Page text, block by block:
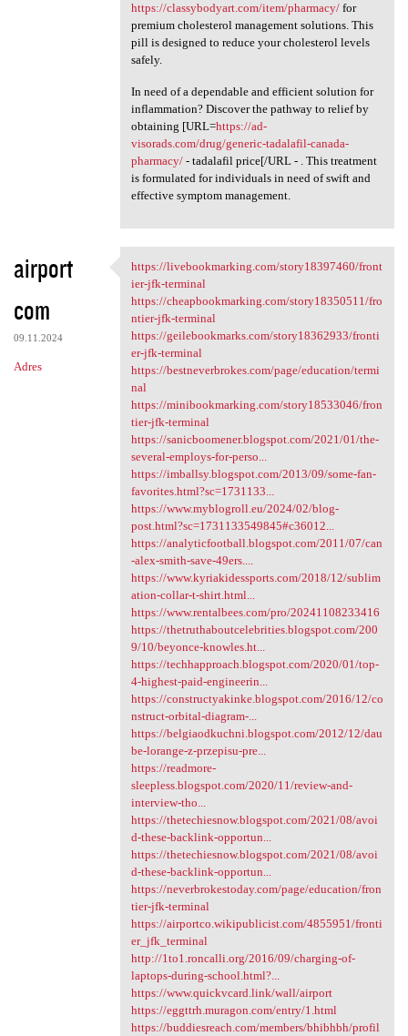
https://classybodyart.com/item/pharmacy/for
premium cholesterol management solutions. This
pill is designed to reduce your cholesterol levels
safely.
In need of a dependable and efficient solution for
inflammation? Discover the pathway to relief by
obtaining [URL=https://ad-
visorads.com/drug/generic-tadalafil-canada-
pharmacy/- tadalafil price[/URL - . This treatment
is formulated for individuals in need of swift and
effective symptom management.
airport
com
09.11.2024
Adres
https://livebookmarking.com
https://livebookmarking.com/story18397460/front
ier-jfk-terminal
https://cheapbookmarking.com/story18350511/fro
ntier-jfk-terminal
https://geilebookmarks.com/story18362933/fronti
er-jfk-terminal
https://bestneverbrokes.com/page/education/termi
nal
https://minibookmarking.com/story18533046/fron
tier-jfk-terminal
https://sanicboomener.blogspot.com/2021/01/the-
several-employs-for-perso...
https://imballsy.blogspot.com/2013/09/some-fan-
favorites.html?sc=1731133...
https://www.myblogroll.eu/2024/02/blog-
post.html?sc=1731133549845#c36012...
https://analyticfootball.blogspot.com/2011/07/can
-alex-smith-save-49ers....
https://www.kyriakidessports.com/2018/12/sublim
ation-collar-t-shirt.html...
https://www.rentalbees.com/pro/20241108233416
https://thetruthaboutcelebrities.blogspot.com/200
9/10/beyonce-knowles.ht...
https://techhapproach.blogspot.com/2020/01/top-
4-highest-paid-engineerin...
https://constructyakinke.blogspot.com/2016/12/co
nstruct-orbital-diagram-...
https://belgiaodkuchni.blogspot.com/2012/12/dau
be-lorange-z-przepisu-pre...
https://readmore-
sleepless.blogspot.com/2020/11/review-and-
interview-tho...
https://thetechiesnow.blogspot.com/2021/08/avoi
d-these-backlink-opportun...
https://thetechiesnow.blogspot.com/2021/08/avoi
d-these-backlink-opportun...
https://neverbrokestoday.com/page/education/fron
tier-jfk-terminal
https://airportco.wikipublicist.com/4855951/fronti
er_jfk_terminal
http://1to1.roncalli.org/2016/09/charging-of-
laptops-during-school.html?...
https://www.quickvcard.link/wall/airport
https://eggttrh.muragon.com/entry/1.html
https://buddiesreach.com/members/bhibhbh/profil